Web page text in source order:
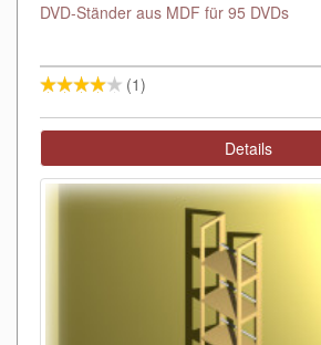
DVD-Ständer aus MDF für 95 DVDs
(1)
Details